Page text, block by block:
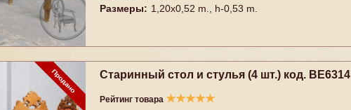
Размеры: 1,20x0,52 m., h-0,53 m.
Старинный стол и стулья (4 шт.) код. BE6314
Рейтинг товара ★★★★★